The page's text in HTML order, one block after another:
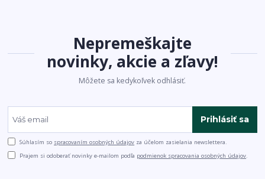
Nepremeškajte
novinky, akcie a zľavy!
Môžete sa kedykoľvek odhlásiť.
Prihlásiť sa
Súhlasím so spracovaním osobných údajov za účelom zasielania newslettera.
Prajem si odoberať novinky e-mailom podľa podmienok spracovania osobných údajov.